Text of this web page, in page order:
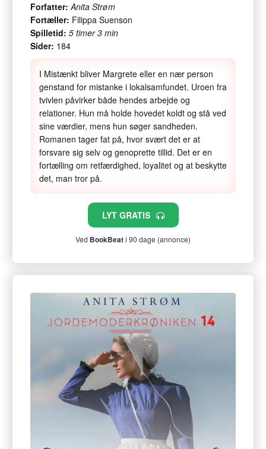
Forfatter: Anita Strøm
Fortæller: Filippa Suenson
Spilletid: 5 timer 3 min
Sider: 184
I Mistænkt bliver Margrete eller en nær person
genstand for mistanke i lokalsamfundet. Uroen fra
tvivlen påvirker både hendes arbejde og
relationer. Hun må holde hovedet koldt og stå ved
sine værdier, mens hun søger sandheden.
Romanen tager fat på, hvor svært det er at
forsvare sig selv og genoprette tillid. Det er en
fortælling om retfærdighed, loyalitet og at beskytte
det, man tror på.
LYT GRATIS
Ved BookBeati 90 dage (annonce)